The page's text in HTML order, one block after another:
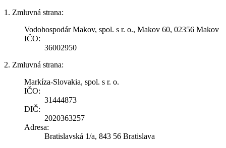
1. Zmluvná strana:
Vodohospodár Makov, spol. s r. o., Makov 60, 02356 Makov
IČO:
36002950
2. Zmluvná strana:
Markíza-Slovakia, spol. s r. o.
IČO:
31444873
DIČ:
2020363257
Adresa:
Bratislavská 1/a, 843 56 Bratislava